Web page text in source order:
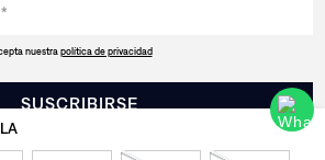
nuestrapolítica de privacidad
SUSCRIBIRSE